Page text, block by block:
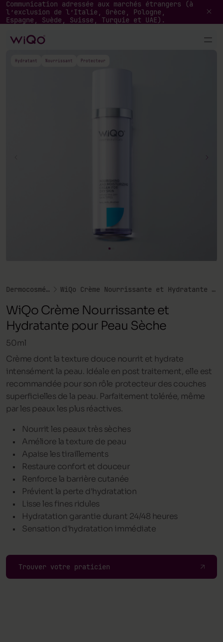
Communication adressée aux marchés étrangers (à
l’exclusion de l’Italie, Grèce, Pologne,
Espagne, Suède, Suisse, Turquie et UAE).
Hydratant Nourrissant Protecteur
Dermocosmétique WiQo Crème Nourrissante et Hydratante pour Peau Sèche
WiQo Crème Nourrissante et
Hydratante pour Peau Sèche
50ml
Crème dont la texture douce nourrit et hydrate
intensément la peau. Idéale en post traitement, elle est
recommandée pour son rôle protecteur des couches
superficielles de la peau. Parfaitement tolérée, même
par les peaux les plus réactives.
Nourrit les peaux très sèches
Améliore la texture de peau
Apaise les tiraillements
Restaure confort et douceur
Renforce la barrière cutanée
Prévient la perte d'hydratation
Lisse les fines ridules
Hydratation garantie durant 24/48 heures
Sensation d'hydratation immédiate
Trouver votre praticien